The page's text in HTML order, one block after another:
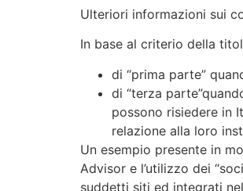
Ulteriori informazioni sui
In base al criterio della
di “prima parte”
di “terza
possono risiedere in
relazione alla loro
Un esempio presente in
Advisor e l’utilizzo dei
suddetti siti ed integrati